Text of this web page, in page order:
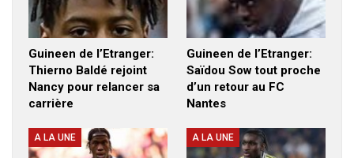
Guineen de l’Etranger:
Thierno Baldé rejoint
Nancy pour relancer sa
carrière
Guineen de l’Etranger:
Saïdou Sow tout proche
d’un retour au FC
Nantes
A LA UNE A LA UNE